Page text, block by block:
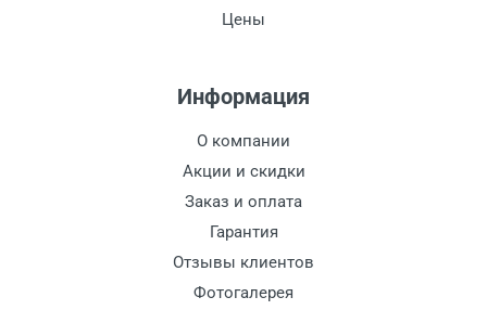
Цены
Информация
О компании
Акции и скидки
Заказ и оплата
Гарантия
Отзывы клиентов
Фотогалерея